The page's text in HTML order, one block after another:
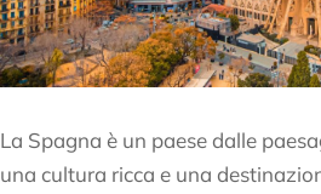
La Spagna è un paese dalle
una cultura ricca e una